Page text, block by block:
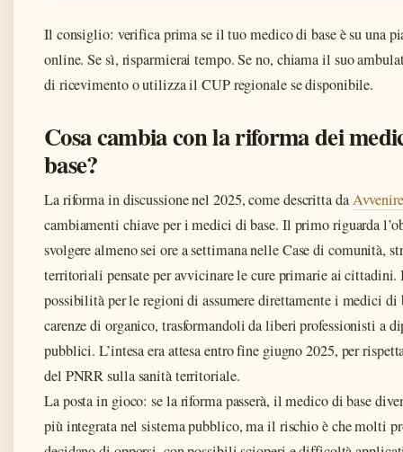
Il consiglio: verifica prima se il tuo medico di base è su una
online. Se sì, risparmierai tempo. Se no, chiama il suo
di ricevimento o utilizza il CUP regionale se disponibile.
Cosa cambia con la riforma dei
base?
La riforma in discussione nel 2025, come descritta daAvvenire
cambiamenti chiave per i medici di base. Il primo riguarda
svolgere almeno sei ore a settimana nelle Case di comunità,
territoriali pensate per avvicinare le cure primarie ai cittadini.
possibilità per le regioni di assumere direttamente i medici di
carenze di organico, trasformandoli da liberi professionisti a
pubblici. L’intesa era attesa entro fine giugno 2025, per
del PNRR sulla sanità territoriale.
La posta in gioco: se la riforma passerà, il medico di base
più integrata nel sistema pubblico, ma il rischio è che molti